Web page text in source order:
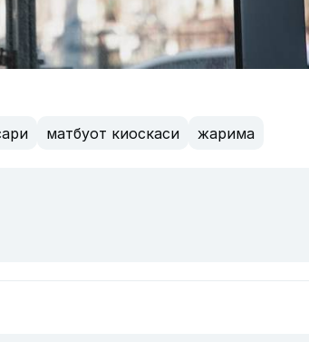
матбуот киоскаси жарима